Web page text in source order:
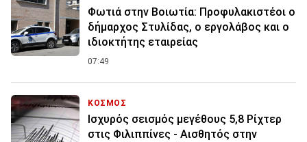
Φωτιά στην Βοιωτία: Προφυλακιστέοι ο
δήμαρχος Στυλίδας, ο εργολάβος και ο
ιδιοκτήτης εταιρείας
07:49
ΚΟΣΜΟΣ
Ισχυρός σεισμός μεγέθους 5,8 Ρίχτερ
στις Φιλιππίνες - Αισθητός στην